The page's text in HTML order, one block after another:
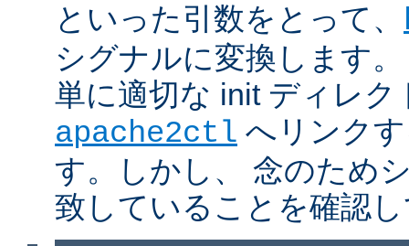
といった引数をとって、
シグナルに変換します
単に適切な init ディレク
apache2ctl へリンク
す。しかし、 念のため
致していることを確認